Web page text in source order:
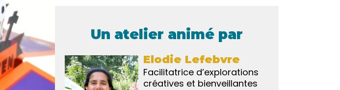
Un atelier animé par
Elodie Lefebvre
Facilitatrice d’explorations
créatives et bienveillantes